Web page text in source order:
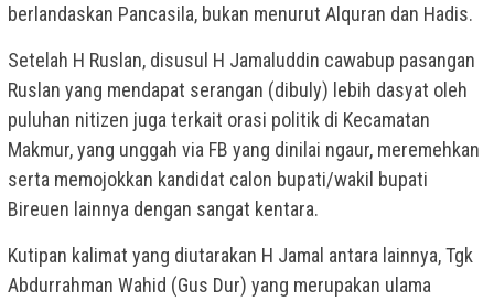
berlandaskan Pancasila, bukan menurut Alquran dan Hadis.
Setelah H Ruslan, disusul H Jamaluddin cawabup pasangan
Ruslan yang mendapat serangan (dibuly) lebih dasyat oleh
puluhan nitizen juga terkait orasi politik di Kecamatan
Makmur, yang unggah via FB yang dinilai ngaur, meremehkan
serta memojokkan kandidat calon bupati/wakil bupati
Bireuen lainnya dengan sangat kentara.
Kutipan kalimat yang diutarakan H Jamal antara lainnya, Tgk
Abdurrahman Wahid (Gus Dur) yang merupakan ulama